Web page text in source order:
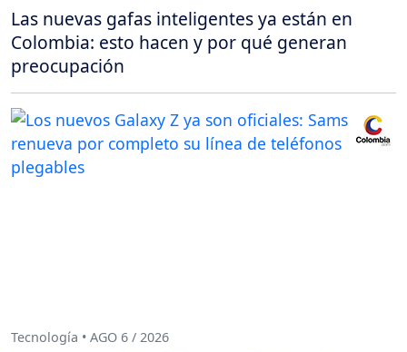
Las nuevas gafas inteligentes ya están en
Colombia: esto hacen y por qué generan
preocupación
Tecnología • AGO 6 / 2026